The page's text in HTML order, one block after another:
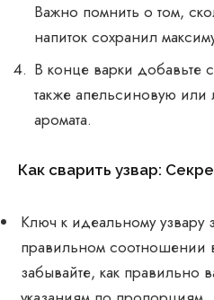
Важно помнить о том,
напиток сохранил
В конце варки добавьте
также апельсиновую
аромата.
Как сварить узвар:
Ключ к идеальному узвару
правильном соотношении
забывайте, как правильно